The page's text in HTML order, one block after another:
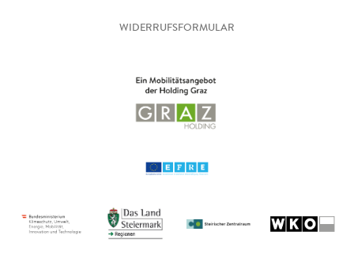
WIDERRUFSFORMULAR